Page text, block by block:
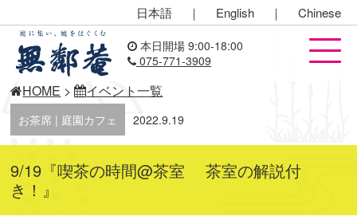
日本語 ｜ English ｜ Chinese
本日開場 9:00-18:00
075-771-3909
HOME > イベント一覧
お茶席 | 庭園カフェ 2022.9.19
9/19『喫茶の時間@茶室 茶室の解説付
き！』